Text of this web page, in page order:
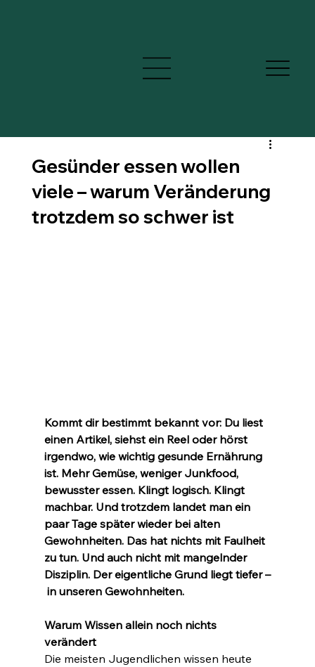
Gesünder essen wollen
viele – warum Veränderung
trotzdem so schwer ist
Kommt dir bestimmt bekannt vor: Du liest
einen Artikel, siehst ein Reel oder hörst
irgendwo, wie wichtig gesunde Ernährung
ist. Mehr Gemüse, weniger Junkfood,
bewusster essen. Klingt logisch. Klingt
machbar. Und trotzdem landet man ein
paar Tage später wieder bei alten
Gewohnheiten. Das hat nichts mit Faulheit
zu tun. Und auch nicht mit mangelnder
Disziplin. Der eigentliche Grund liegt tiefer –
in unseren Gewohnheiten.
Warum Wissen allein noch nichts
verändert
Die meisten Jugendlichen wissen heute